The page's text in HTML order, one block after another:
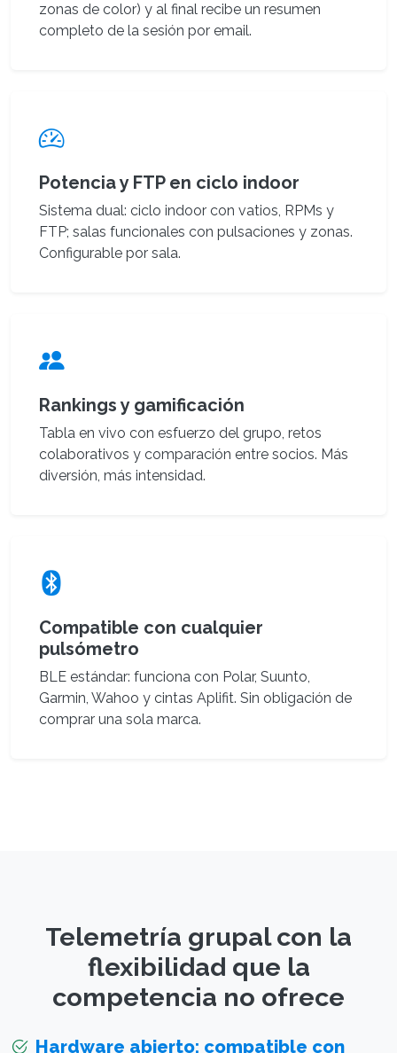
zonas de color) y al final recibe un resumen
completo de la sesión por email.
Potencia y FTP en ciclo indoor
Sistema dual: ciclo indoor con vatios, RPMs y
FTP; salas funcionales con pulsaciones y zonas.
Configurable por sala.
Rankings y gamificación
Tabla en vivo con esfuerzo del grupo, retos
colaborativos y comparación entre socios. Más
diversión, más intensidad.
Compatible con cualquier
pulsómetro
BLE estándar: funciona con Polar, Suunto,
Garmin, Wahoo y cintas Aplifit. Sin obligación de
comprar una sola marca.
Telemetría grupal con la
flexibilidad que la
competencia no ofrece
Hardware abierto: compatible con